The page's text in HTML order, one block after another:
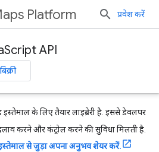
Platform प्रवेश करें
API
इस्तेमाल के लिए तैयार लाइब्रेरी है. इससे डेवलपर
करने और कंट्रोल करने की सुविधा मिलती है.
से जुड़ा अपना अनुभव शेयर करें.